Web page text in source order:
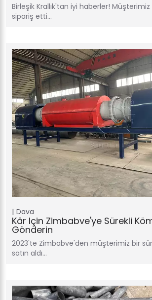
Birleşik Krallık'tan iyi haberler! Müşterimiz
sipariş etti…
Dava
Kâr Için Zimbabve'ye Sürekli
Gönderin
2023'te Zimbabve'den müşterimiz bir
satın aldı…